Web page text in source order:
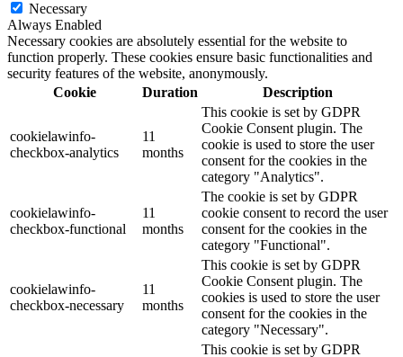
Necessary
Always Enabled
Necessary cookies are absolutely essential for the website to
function properly. These cookies ensure basic functionalities and
security features of the website, anonymously.
Cookie
Duration Description
cookielawinfo-
checkbox-analytics
11
months
This cookie is set by GDPR
Cookie Consent plugin. The
cookie is used to store the user
consent for the cookies in the
category "Analytics".
cookielawinfo-
checkbox-functional
11
months
The cookie is set by GDPR
cookie consent to record the user
consent for the cookies in the
category "Functional".
cookielawinfo-
checkbox-necessary
11
months
This cookie is set by GDPR
Cookie Consent plugin. The
cookies is used to store the user
consent for the cookies in the
category "Necessary".
This cookie is set by GDPR